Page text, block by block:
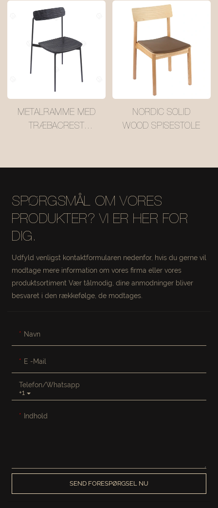
METALRAMME MED
TRÆBACREST
NORDIC SOLID
WOOD SPISESTOLE
SPØRGSMÅL OM VORES
PRODUKTER? VI ER HER FOR
DIG.
Udfyld venligst kontaktformularen nedenfor, hvis du gerne vil
modtage mere information om vores firma eller vores
produktsortiment Vær tålmodig, dine anmodninger bliver
besvaret i den rækkefølge, de modtages.
Navn
E -mail
+1
Telefon/whatsapp
Indhold
SEND FORESPØRGSEL NU